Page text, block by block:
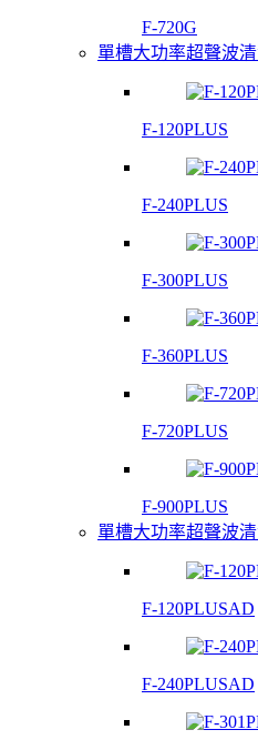
F-720G
單槽大功率超聲波
F-120PLUS
F-240PLUS
F-300PLUS
F-360PLUS
F-720PLUS
F-900PLUS
單槽大功率超聲波
F-120PLUSAD
F-240PLUSAD